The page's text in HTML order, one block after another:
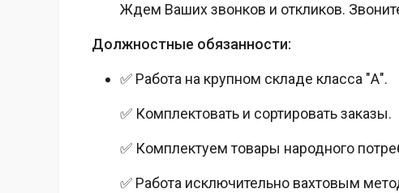
Ждем Ваших звонков и откликов.
Должностные обязанности:
✅ Работа на крупном складе класса "А".
✅ Комплектовать и сортировать заказы.
✅ Комплектуем товары народного
✅ Работа исключительно вахтовым